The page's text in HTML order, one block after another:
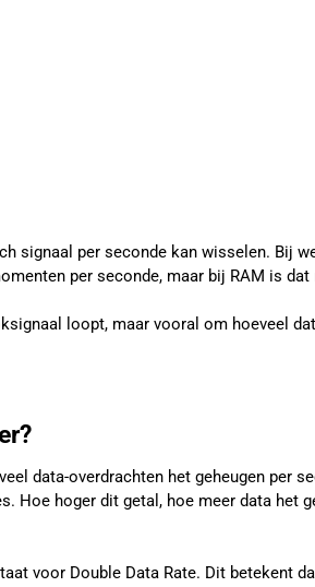
signaal per seconde kan wisselen. Bij
per seconde, maar bij RAM is
loopt, maar vooral om hoeveel
data-overdrachten het geheugen per
Hoe hoger dit getal, hoe meer data het
voor Double Data Rate. Dit betekent